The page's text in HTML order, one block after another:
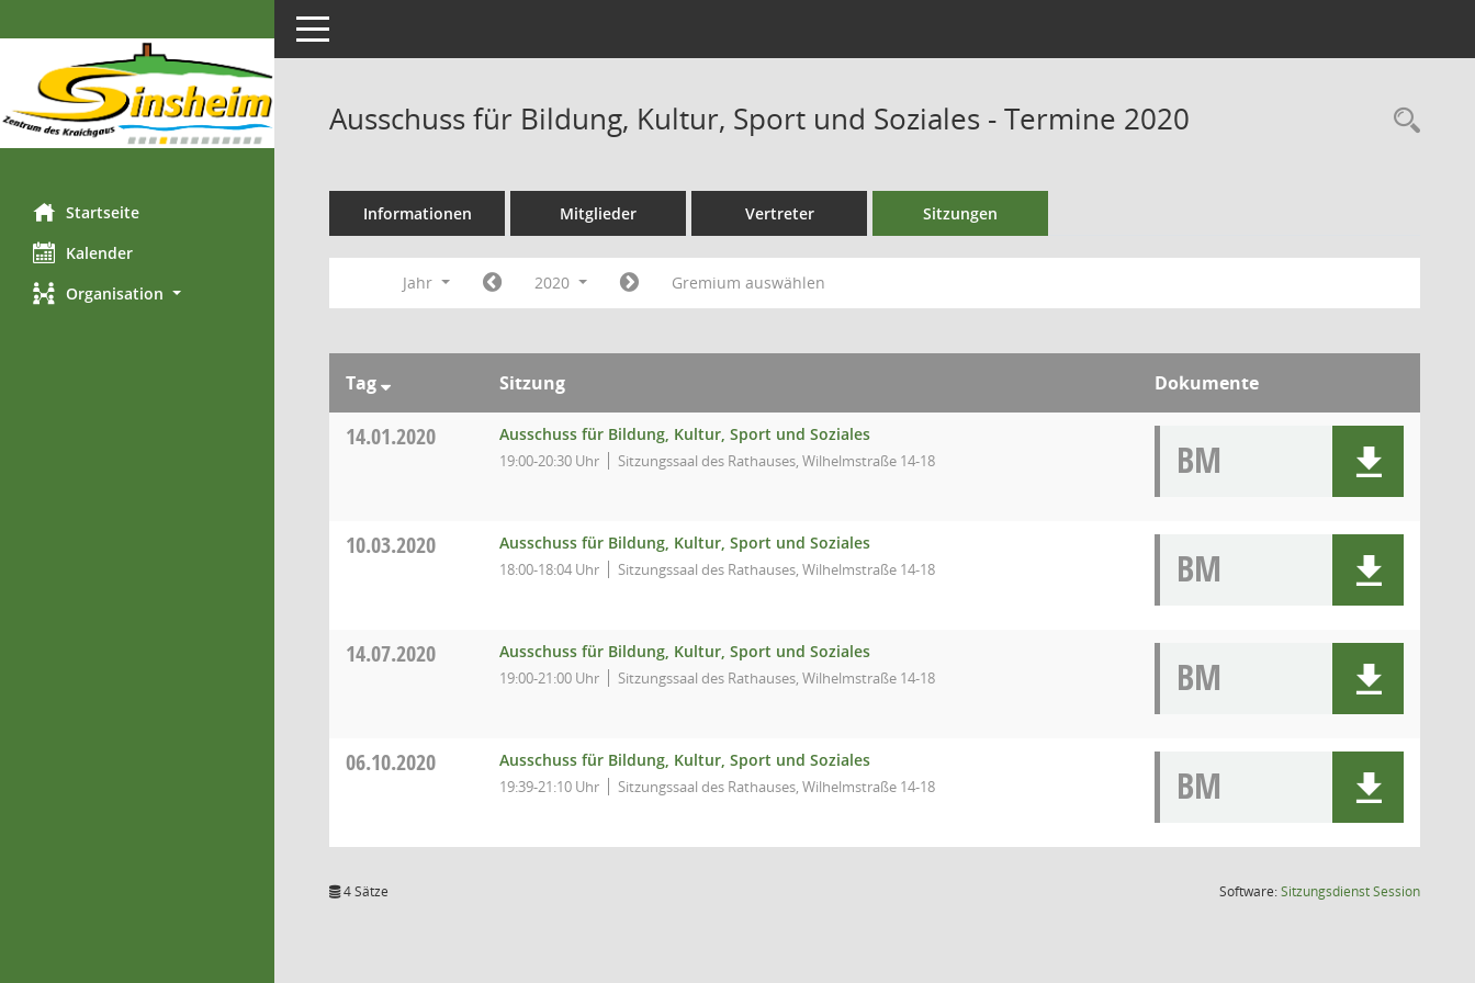
Startseite
Kalender
Organisation
Toggle navigation
Ausschuss für Bildung, Kultur, Sport und Soziales - Termine 2020
Informationen Mitglieder Vertreter Sitzungen
Jahr 2020 Gremium auswählen
Tag Sitzung Dokumente
14.01.2020 Ausschuss für Bildung, Kultur, Sport und Soziales
19:00-20:30 Uhr Sitzungssaal des Rathauses, Wilhelmstraße 14-18 BM
10.03.2020 Ausschuss für Bildung, Kultur, Sport und Soziales
18:00-18:04 Uhr Sitzungssaal des Rathauses, Wilhelmstraße 14-18 BM
14.07.2020 Ausschuss für Bildung, Kultur, Sport und Soziales
19:00-21:00 Uhr Sitzungssaal des Rathauses, Wilhelmstraße 14-18 BM
06.10.2020 Ausschuss für Bildung, Kultur, Sport und Soziales
19:39-21:10 Uhr Sitzungssaal des Rathauses, Wilhelmstraße 14-18 BM
4 Sätze Software:SitzungsdienstSession(Wird in